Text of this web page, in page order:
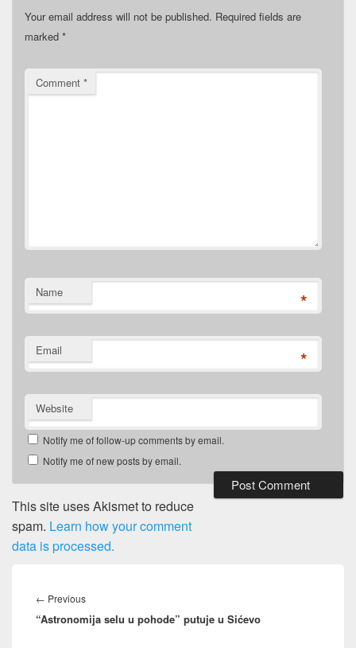
Your email address will not be published. Required fields are
marked *
Comment *
Name *
Email *
Website
Notify me of follow-up comments by email.
Notify me of new posts by email.
This site uses Akismet to reduce
spam. Learn how your comment
data is processed.
navigation
← PreviousPrevious
post:
“Astronomija selu u pohode” putuje u Sićevo